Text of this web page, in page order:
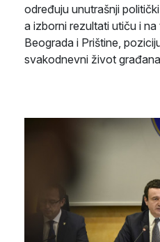
određuju unutrašnji
a izborni rezultati utiču i
Beograda i Prištine,
svakodnevni život